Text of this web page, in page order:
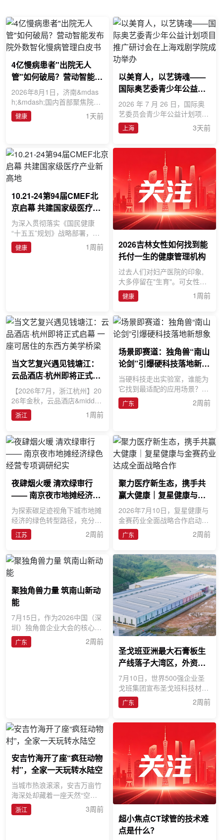
4亿慢病患者"出院无人
管"如何破局？营动智能发
布院外数智化慢病管理白
皮书
2026年8月1日，济南&mdas
h;&mdash;国内首部聚焦院外
数智化慢病管理的系统性研究
报告《营动智能院外数智化慢
健康 1天前
以美育人，以艺铸魂——
国际奥艺委青少年公益计
划项目推广研讨会在上海
戏剧学院成功举办
2026 年 7 月 26 日，国际奥
艺委员会青少年公益计划项目
推广研讨会在上海戏剧学院昌
林校区举办。本次活动属国
上海 3天前
10.21-24第94届CMEF北
京启幕 共建国家级医疗产
业新高地
为深入贯彻落实《国民健康
“十五五”规划》战略部署，积
极响应北京市政府邀请，国药
励展重磅推出第94届中国国际
健康 1周前
2026吉林女性如何找到能
托付一生的健康管理机构
过去人们对妇产医院的印象,
大多停留在"生育"。可女性的
健康需求,其实贯穿一生&mda
sh;&mdash;从青春期的月经
健康 1周前
当文艺复兴遇见钱塘江：
云品酒店·杭州即将正式启
幕 一座可居住的东西方美
学桥梁
【2026年7月，浙江杭州】20
26年金秋，云品酒店&middot;
杭州（FDC Hotel, Hangzho
u）即将正式启幕。作为台湾
浙江 1周前
场景即赛道：独角兽“南山
论剑”引爆硬科技落地新想
象
当硬科技走出实验室，谁能为
它找到最适配的应用场景？当
独角兽手握核心技术，谁能为
它打开从技术到市场的“最后
广东 2周前
夜肆烟火暖 清欢绿审行
—— 南京夜市地摊经济绿
色经营专项调研纪实
为探索碳足迹视角下城市地摊
经济的绿色转型路径，充分发
挥审计学科在小微经营成本管
控、风险合规治理中的专业
江苏 2周前
聚力医疗新生态，携手共
赢大健康｜复星健康与金
赛药业达成全面战略合作
2026年7月10日，复星健康与
金赛药业全面战略合作启动会
在佛山复星禅诚医院顺利举
行。复星健康董事长兼CEO胡
广东 2周前
聚独角兽力量 筑南山新动
能
7月15日，作为2026中国（深
圳）独角兽企业大会的核心配
套活动，“聚独角兽力量・筑
南山新动能&mdash;&mdash;
广东 2周前
圣戈班亚洲最大石膏板生
产线落子大湾区，外资巨
头密集“加仓”大湾区
7月10日，世界500强企业圣
戈班集团宣布圣戈班科技材料
（广东）有限公司正式投产。
这座总投资约4亿元人民币、
广东 2周前
安吉竹海开了座“疯狂动物
村”，全家一天玩转水陆空
当城市热浪滚滚，安吉万亩竹
海深处却藏着一座天然“空调
房”。今年暑期，云上草原&mi
ddot;熊猫部落探险乐园焕新
浙江 3周前
超小焦点CT球管的技术难
点是什么？